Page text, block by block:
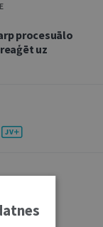
procesuālo
uz
aspekti